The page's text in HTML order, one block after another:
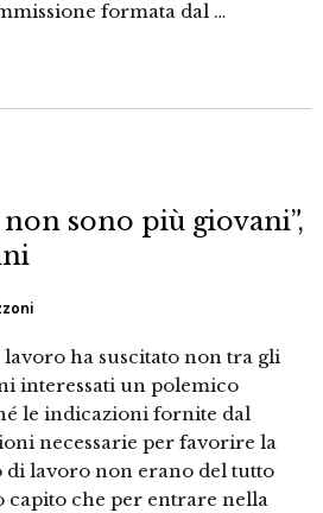
formata dal …
sono più giovani”,
ha suscitato non tra gli
interessati un polemico
le indicazioni fornite dal
necessarie per favorire la
di lavoro non erano del tutto
capito che per entrare nella